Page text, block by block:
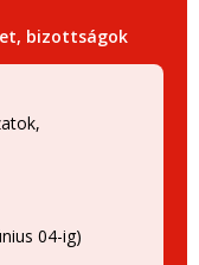
bizottságok
04-ig)